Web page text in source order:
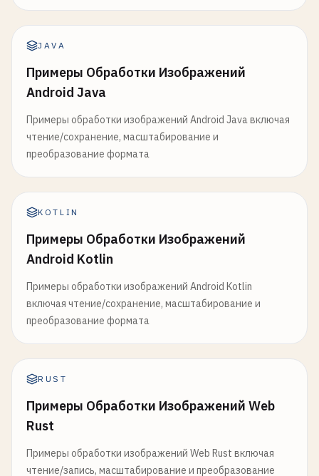
JAVA
Примеры Обработки Изображений
Android Java
Примеры обработки изображений Android Java включая
чтение/сохранение, масштабирование и
преобразование формата
KOTLIN
Примеры Обработки Изображений
Android Kotlin
Примеры обработки изображений Android Kotlin
включая чтение/сохранение, масштабирование и
преобразование формата
RUST
Примеры Обработки Изображений Web
Rust
Примеры обработки изображений Web Rust включая
чтение/запись, масштабирование и преобразование